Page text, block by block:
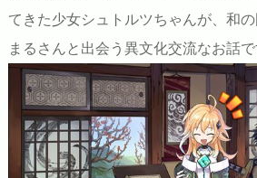
てきた少女シュトルツちゃんが、和
まるさんと出会う異文化交流なお話で